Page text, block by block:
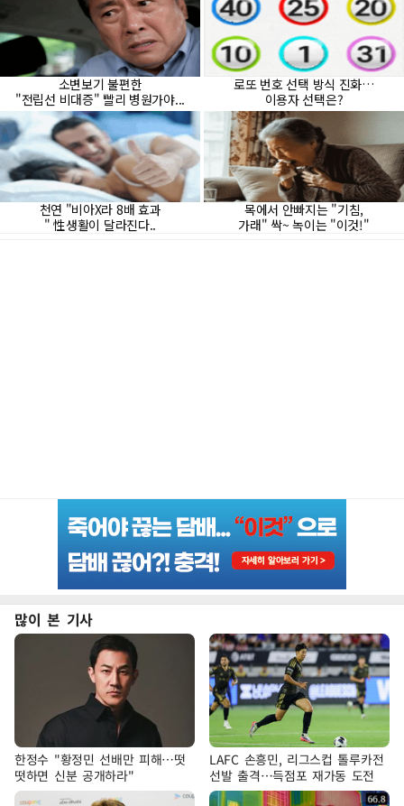
많이 본 기사
한정수 "황정민 선배만 피해…떳
떳하면 신분 공개하라"
LAFC 손흥민, 리그스컵 톨루카전
선발 출격…득점포 재가동 도전